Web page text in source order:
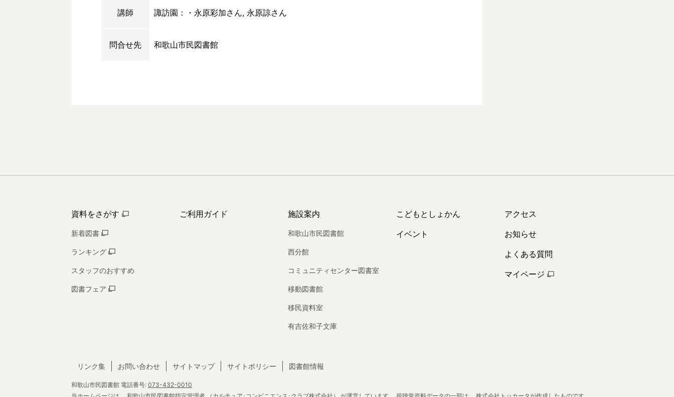
講師 諏訪園：・永原彩加さん, 永原諒さん
問合せ先 和歌山市民図書館
資料をさがす
新着図書
ランキング
スタッフのおすすめ
図書フェア
ご利用ガイド 施設案内
和歌山市民図書館
西分館
コミュニティセンター図書室
移動図書館
移民資料室
有吉佐和子文庫
こどもとしょかん
イベント
アクセス
お知らせ
よくある質問
マイページ
和歌山市民図書館 電話番号: 073-432-0010
リンク集 お問い合わせ サイトマップ サイトポリシー 図書館情報